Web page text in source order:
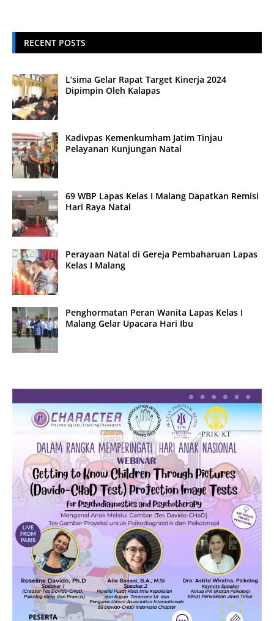
RECENT POSTS
L’sima Gelar Rapat Target Kinerja 2024
Dipimpin Oleh Kalapas
Kadivpas Kemenkumham Jatim Tinjau
Pelayanan Kunjungan Natal
69 WBP Lapas Kelas I Malang Dapatkan Remisi
Hari Raya Natal
Perayaan Natal di Gereja Pembaharuan Lapas
Kelas I Malang
Penghormatan Peran Wanita Lapas Kelas I
Malang Gelar Upacara Hari Ibu